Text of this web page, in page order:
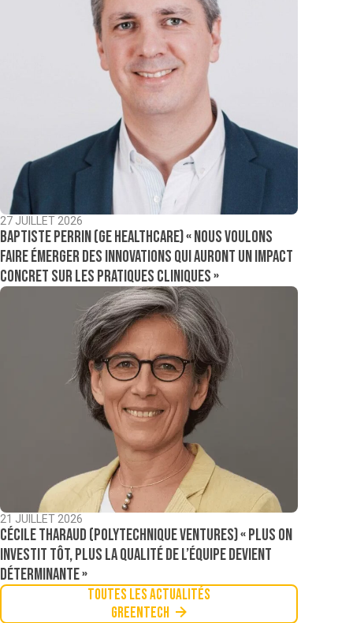
27 JUILLET 2026
Baptiste Perrin (GE Healthcare) « Nous voulons
faire émerger des innovations qui auront un impact
concret sur les pratiques cliniques »
21 JUILLET 2026
Cécile Tharaud (Polytechnique Ventures) « Plus on
investit tôt, plus la qualité de l’équipe devient
déterminante »
Toutes les actualités
Greentech